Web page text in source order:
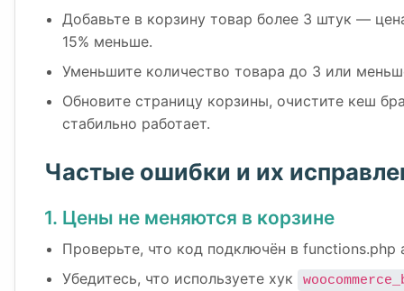
Добавьте в корзину товар более 3 штук —
15% меньше.
Уменьшите количество товара до 3 или
Обновите страницу корзины, очистите кеш
стабильно работает.
Частые ошибки и их
1. Цены не меняются в корзине
Проверьте, что код подключён в functions.php
Убедитесь, что используете хук